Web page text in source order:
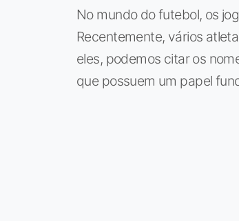
No mundo do futebol, os
Recentemente, vários
eles, podemos citar os
que possuem um papel